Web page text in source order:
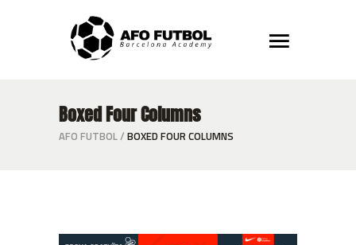
Boxed Four Columns
AFO FUTBOL/ BOXED FOUR COLUMNS